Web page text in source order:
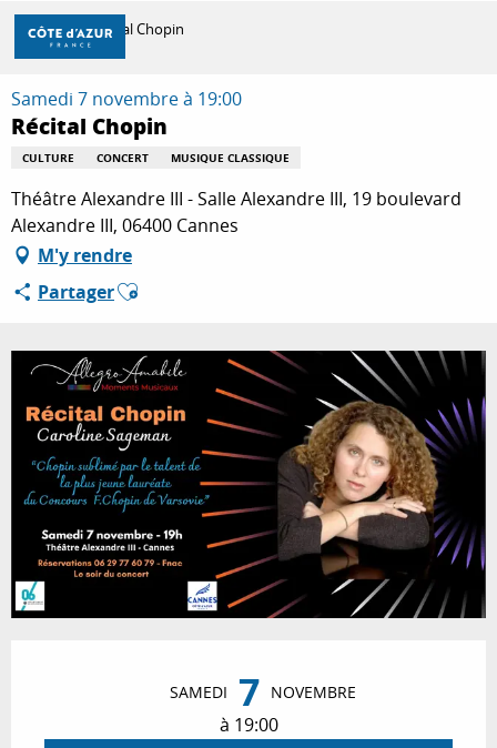
Aller
contenu
principal
DÉCOUVRIR
À FAIRE
SÉJOURNER
Accueil Récital Chopin
Samedi 7 novembre à 19:00
Récital Chopin
CULTURE CONCERT MUSIQUE CLASSIQUE
Théâtre Alexandre III - Salle Alexandre III, 19 boulevard
Alexandre III, 06400 Cannes
M'y rendre
PartagerAjouter aux favoris
SAMEDI 7 NOVEMBRE
à 19:00